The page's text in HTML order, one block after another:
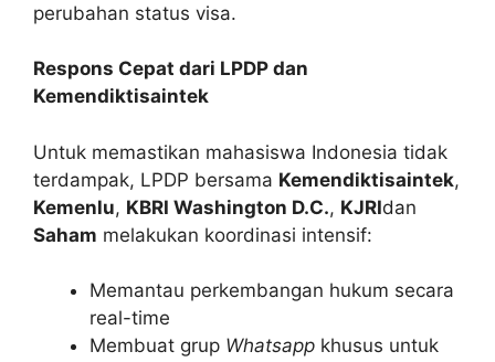
perubahan status visa.
Respons Cepat dari LPDP dan
Kemendiktisaintek
Untuk memastikan mahasiswa Indonesia tidak
terdampak, LPDP bersama Kemendiktisaintek,
Kemenlu, KBRI Washington D.C., KJRIdan
Saham melakukan koordinasi intensif:
Memantau perkembangan hukum secara
real-time
Membuat grup Whatsapp khusus untuk